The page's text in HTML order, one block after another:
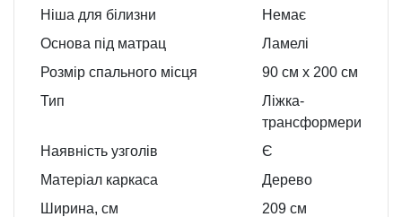
Ніша для білизни
Немає
Основа під матрац
Ламелі
Розмір спального місця
90 см х 200 см
Тип
Ліжка-
трансформери
Наявність узголів
Є
Матеріал каркаса
Дерево
Ширина, см
209 см